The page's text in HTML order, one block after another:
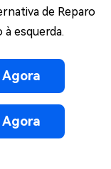
de Reparo
esquerda.
Agora
Agora